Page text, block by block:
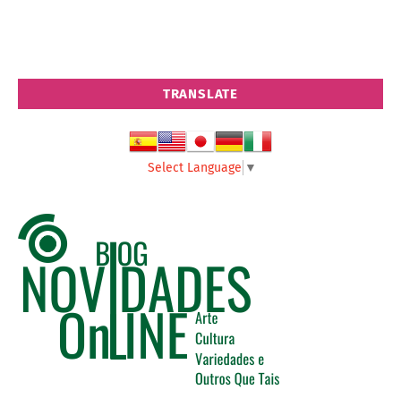
TRANSLATE
Select Language ▼